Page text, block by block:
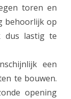
r
!
toren en
behoorlijk op
dus lastig te
een
te bouwen.
opening